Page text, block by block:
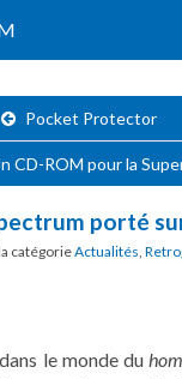
Pocket Protector
CD-ROM pour la
porté
catégorieActualités,
le monde du